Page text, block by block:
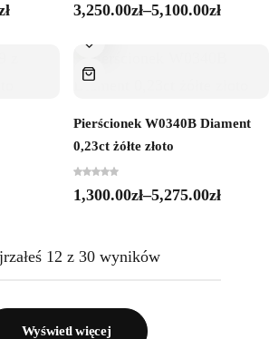
3,250.00zł–5,100.00zł
Pierścionek W0340B Diament
0,23ct żółte złoto
1,300.00zł–5,275.00zł
12 z 30 wyników
Wyświetl więcej